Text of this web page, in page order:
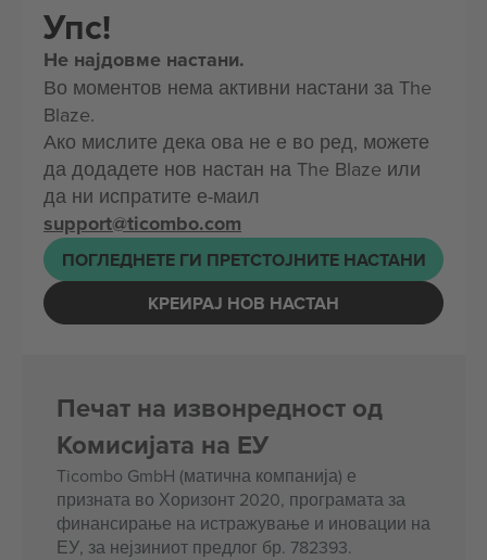
Упс!
Не најдовме настани.
Во моментов нема активни настани за The
Blaze.
Ако мислите дека ова не е во ред, можете
да додадете нов настан на The Blaze или
да ни испратите е-маил
support@ticombo.com
ПОГЛЕДНЕТЕ ГИ ПРЕТСТОЈНИТЕ НАСТАНИ
КРЕИРАЈ НОВ НАСТАН
Печат на извонредност од
Комисијата на ЕУ
Ticombo GmbH (матична компанија) е
призната во Хоризонт 2020, програмата за
финансирање на истражување и иновации на
ЕУ, за нејзиниот предлог бр. 782393.